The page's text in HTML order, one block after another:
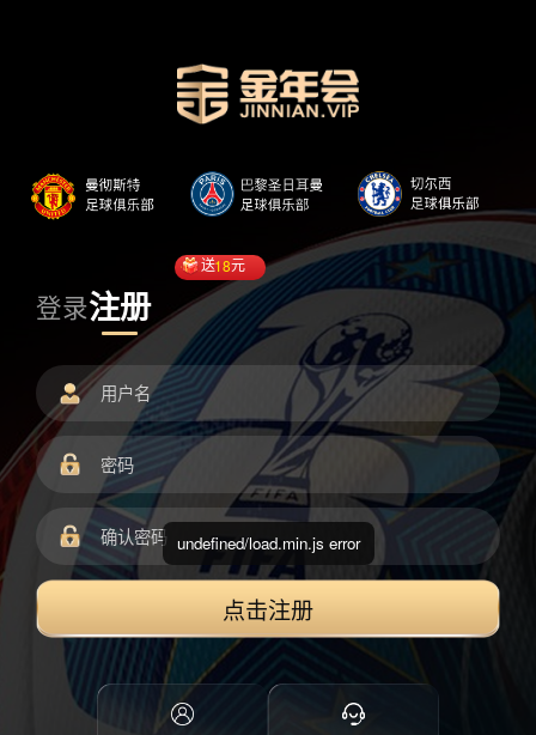
登录注册
送18元
点击注册
undefined/load.min.js error